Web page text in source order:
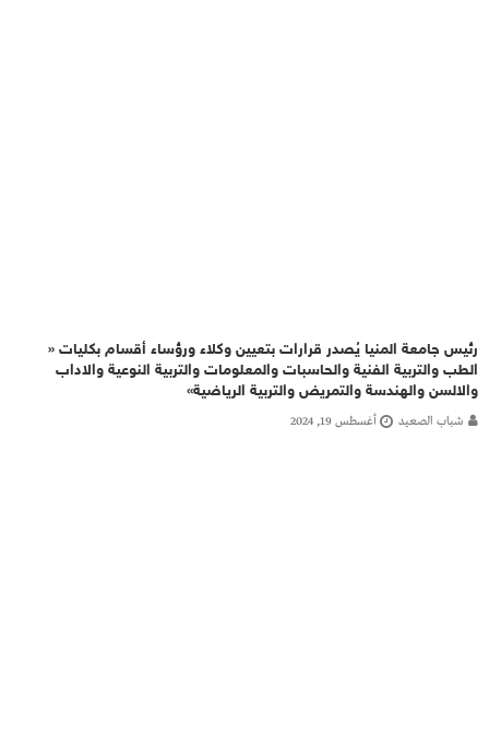
رئيس جامعة المنيا يُصدر قرارات بتعيين وكلاء ورؤساء أقسام بكليات «
الطب والتربية الفنية والحاسبات والمعلومات والتربية النوعية والاداب
والالسن والهندسة والتمريض والتربية الرياضية»
شباب الصعيد أغسطس 19, 2024